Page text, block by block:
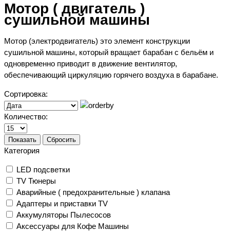
Мотор ( двигатель )
сушильной машины
Мотор (электродвигатель) это элемент конструкции
сушильной машины, который вращает барабан с бельём и
одновременно приводит в движение вентилятор,
обеспечивающий циркуляцию горячего воздуха в барабане.
Сортировка:
Количество:
Показать Сбросить
Категория
LED подсветки
TV Тюнеры
Аварийные ( предохранительные ) клапана
Адаптеры и приставки TV
Аккумуляторы Пылесосов
Аксессуары для Кофе Машины